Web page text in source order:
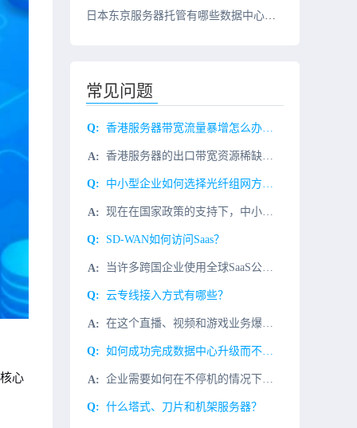
心
日本东京服务器托管有哪些数据中心推荐？
常见问题
香港服务器带宽流量暴增怎么办？如何解决
香港服务器的出口带宽资源稀缺，不如美国或者国内带宽资源充足，因此当遇上流量大的情况可能会出现服务器负载过大，网站载入时间变长。那么，租用香港服务器作为网站服务器时，出现压力
中小型企业如何选择光纤组网方式？
现在在国家政策的支持下，中小企业不断涌现，随着互联网的发展，覆盖人们生活的各个方面，这些中小企业的工作也与互联网不可分割，局域网带宽需求和5G的到来，光纤已成为局域网网络的主要传输媒介。如何选择合适的
SD-WAN如何访问Saas？
当许多跨国企业使用全球SaaS公共云时，如Microsoft ofice 365、Zoom、Salesforce等常只选择一个服务区，以考虑全球员工的访问效率和可用性。跨服务区的长途公共网络传输往往导
云专线接入方式有哪些？
在这个直播、视频和游戏业务爆发的时代，服务器对带宽的需求越来越大。许多创业公司和团队也需要租用大带宽服务器来支持他们的业务发展。特别是视频网站、游戏网站、下载网站、音乐网站等。这需要大量的网络，使用大
如何成功完成数据中心升级而不停机？
企业需要如何在不停机的情况下准备一个成功的数据中心升级呢?考虑业务相关的问题，而不是IT。首先，这也是最重要的一步：便是要充分了解数据中心的升级是一个业务问题，而不是IT问题。现场实时升级是由业务需求
什么塔式、刀片和机架服务器？